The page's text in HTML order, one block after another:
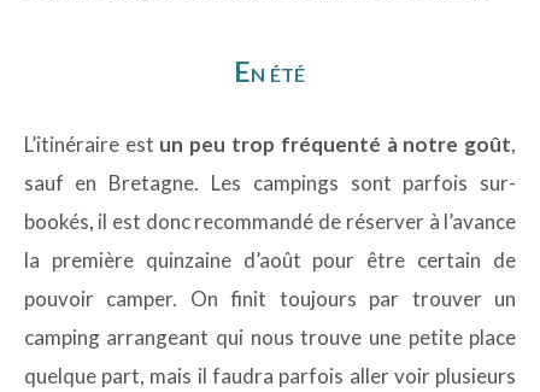
En été
L’itinéraire est un peu trop fréquenté à notre goût,
sauf en Bretagne. Les campings sont parfois sur-
bookés, il est donc recommandé de réserver à l’avance
la première quinzaine d’août pour être certain de
pouvoir camper. On finit toujours par trouver un
camping arrangeant qui nous trouve une petite place
quelque part, mais il faudra parfois aller voir plusieurs